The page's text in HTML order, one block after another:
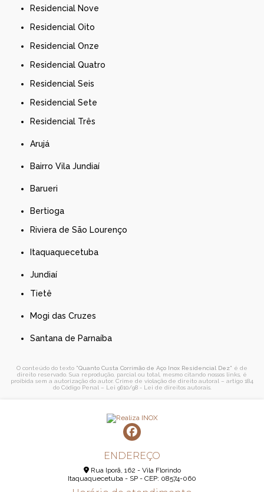
Residencial Nove
Residencial Oito
Residencial Onze
Residencial Quatro
Residencial Seis
Residencial Sete
Residencial Três
Arujá
Bairro Vila Jundiaí
Barueri
Bertioga
Riviera de São Lourenço
Itaquaquecetuba
Jundiaí
Tietê
Mogi das Cruzes
Santana de Parnaíba
O conteúdo do texto "Quanto Custa Corrimão de Aço Inox Residencial Dez" é de
direito reservado. Sua reprodução, parcial ou total, mesmo citando nossos links, é
proibida sem a autorização do autor. Crime de violação de direito autoral – artigo 184
do Código Penal – Lei 9610/98 - Lei de direitos autorais.
ENDEREÇO
Rua Iporã, 162 - Vila Florindo
Itaquaquecetuba - SP - CEP: 08574-060